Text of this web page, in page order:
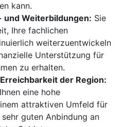
kann.
und Weiterbildungen: Sie
Ihre fachlichen
weiterzuentwickeln
Unterstützung für
zu erhalten.
der Region:
eine hohe
attraktiven Umfeld für
guten Anbindung an